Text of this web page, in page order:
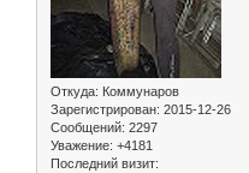
Откуда: Коммунаров
Зарегистрирован: 2015-12-26
Сообщений: 2297
Уважение: +4181
Последний визит: